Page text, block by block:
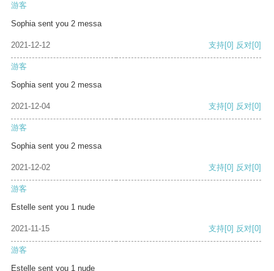
游客
Sophia sent you 2 messa
2021-12-12 支持[0] 反对[0]
游客
Sophia sent you 2 messa
2021-12-04 支持[0] 反对[0]
游客
Sophia sent you 2 messa
2021-12-02 支持[0] 反对[0]
游客
Estelle sent you 1 nude
2021-11-15 支持[0] 反对[0]
游客
Estelle sent you 1 nude